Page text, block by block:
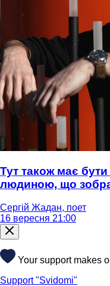
Тут також має
людиною, що
Сергій Жадан, поет
16 вересня 21:00
Your support makes
Support "Svidomi"